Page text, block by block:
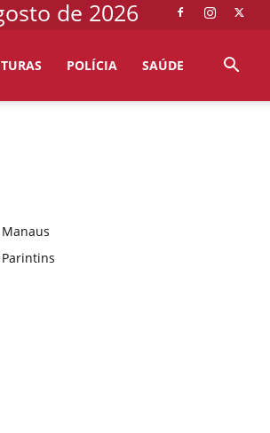
de 2026
POLÍCIA SAÚDE